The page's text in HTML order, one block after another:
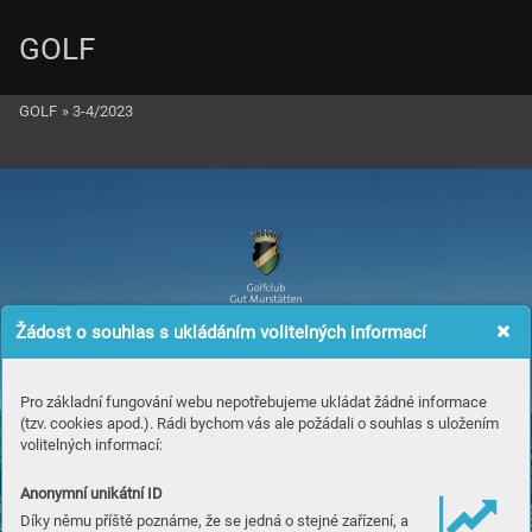
Žádost o souhlas s ukládáním volitelných informací
Pro základní fungování webu nepotřebujeme ukládat žádné informace
(tzv. cookies apod.). Rádi bychom vás ale požádali o souhlas s uložením
volitelných informací:
Anonymní unikátní ID
Díky němu příště poznáme, že se jedná o stejné zařízení, a
GOLF
GOLF » 3-4/2023